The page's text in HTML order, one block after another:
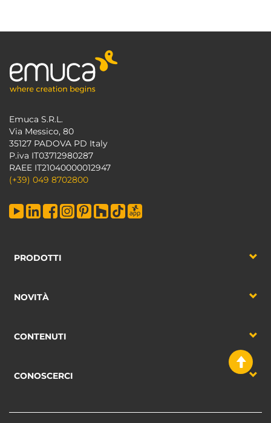
Emuca S.R.L.
Via Messico, 80
35127 PADOVA PD Italy
P.iva IT03712980287
RAEE IT21040000012947
(+39) 049 8702800
PRODOTTI
NOVITÀ
CONTENUTI
CONOSCERCI